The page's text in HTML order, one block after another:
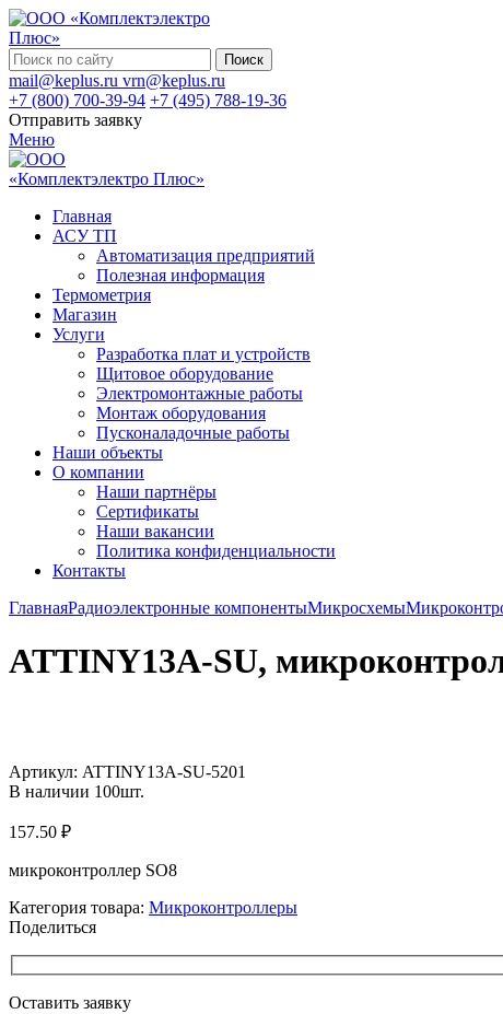
Поиск
mail@keplus.ru vrn@keplus.ru
+7 (800) 700-39-94 +7 (495) 788-19-36
Отправить заявку
Меню
Главная
АСУ ТП
Автоматизация предприятий
Полезная информация
Термометрия
Магазин
Услуги
Разработка плат и устройств
Щитовое оборудование
Электромонтажные работы
Монтаж оборудования
Пусконаладочные работы
Наши объекты
О компании
Наши партнёры
Сертификаты
Наши вакансии
Политика конфиденциальности
Контакты
ГлавнаяРадиоэлектронные компонентыМикросхемы
ATTINY13A-SU,
Артикул: ATTINY13A-SU-5201
В наличии 100шт.
157.50 ₽
микроконтроллер SO8
Категория товара: Микроконтроллеры
Поделиться
Оставить заявку